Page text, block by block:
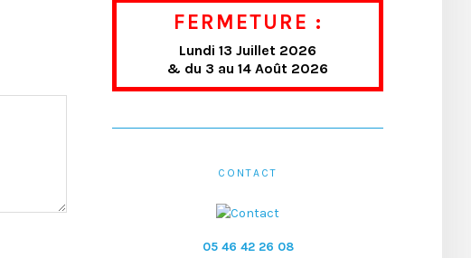
FERMETURE :
Lundi 13 Juillet 2026
& du 3 au 14 Août 2026
CONTACT
05 46 42 26 08